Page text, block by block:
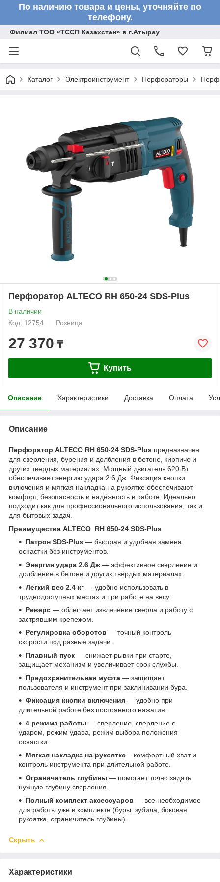
По наличию товара и цены, уточняйте по
телефону.
Филиал ТОО «ТССП Казахстан» в г.Атырау
Каталог Электроинструмент Перфораторы
Перфоратор ALTECO RH 650-24 SDS-Plus
В наличии
Код: 12754
Розница
27 370 ₸
Купить
Описание Характеристики Доставка Оплата
Описание
Перфоратор ALTECO RH 650-24 SDS-Plus предназначен
для сверления, бурения и долбления в бетоне, кирпиче и
других твердых материалах. Мощный двигатель 620 Вт
обеспечивает энергию удара 2.6 Дж. Фиксация кнопки
включения и мягкая накладка на рукоятке обеспечивают
комфорт, безопасность и надёжность в работе. Идеально
подходит как для профессионального использования, так и
для бытовых задач.
Преимущества ALTECO RH 650-24 SDS-Plus
Патрон SDS-Plus — быстрая и удобная замена
оснастки без инструментов.
Энергия удара 2.6 Дж — эффективное сверление и
долбление в бетоне и других твёрдых материалах.
Легкий вес 2.4 кг — удобно использовать в
труднодоступных местах и при работе на весу.
Реверс — облегчает извлечение сверла и работу с
застрявшим крепежом.
Регулировка оборотов — точный контроль
скорости под разные задачи.
Плавный пуск — снижает рывки при старте,
защищает механизм и увеличивает срок службы.
Предохранительная муфта — защищает
пользователя и инструмент при заклинивании бура.
Фиксация кнопки включения — удобно при
длительной работе без постоянного нажатия.
4 режима работы — сверление, сверление с
ударом, режим удара, режим выбора положения
оснастки.
Мягкая накладка на рукоятке – комфортный хват и
контроль инструмента при длительной работе.
Ограничитель глубины — помогает точно задать
нужную глубину сверления.
Полный комплект аксессуаров — все необходимое
для работы уже в комплекте (буры. зубила, боковая
рукоятка, ограничитель глубины).
Скрыть
Характеристики